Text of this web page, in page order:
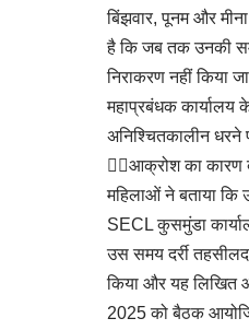
बिंझवार, पूनम और
है कि जब तक उनकी
निराकरण नहीं किया
महाप्रबंधक कार्यालय
अनिश्चितकालीन धरने
👉🏻आक्रोश का कारण
​महिलाओं ने बताया कि
SECL कुसमुंडा
उस समय दर्री
किया और यह लिखित
2025 को बैठक